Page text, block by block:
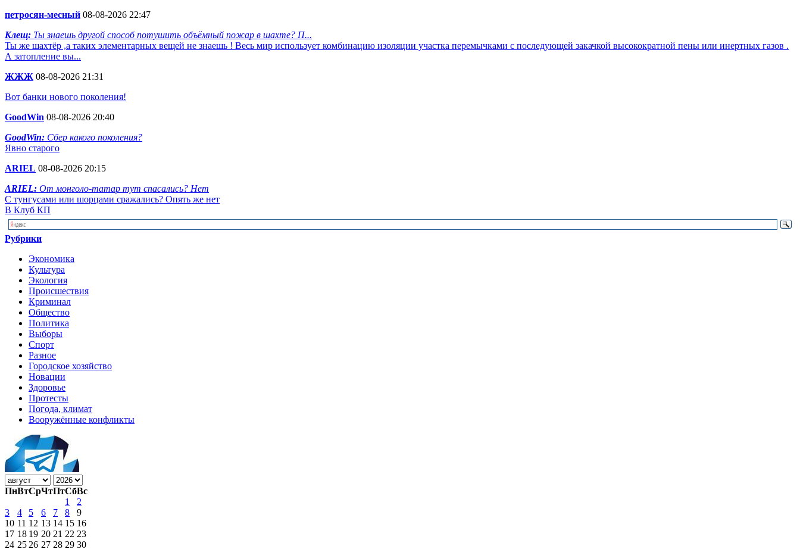
петросян-месный 08-08-2026 22:47
Клещ: Ты знаешь другой способ потушить объёмный пожар в шахте? П...
Ты же шахтёр ,а таких элементарных вещей не знаешь ! Весь мир использует комбинацию изоляции участка перемычками с последующей закачкой высокократной пены или инертных газов .
А затопление вы...
ЖЖЖ 08-08-2026 21:31
Вот банки нового поколения!
GoodWin 08-08-2026 20:40
GoodWin: Сбер какого поколения?
Явно старого
ARIEL 08-08-2026 20:15
ARIEL: От монголо-татар тут спасались? Нет
С тунгусами или шорцами сражались? Опять же нет
В Клуб КП
Рубрики
Экономика
Культура
Экология
Происшествия
Криминал
Общество
Политика
Выборы
Спорт
Разное
Городское хозяйство
Новации
Здоровье
Протесты
Погода, климат
Вооружённые конфликты
ПнВтСрЧтПтСбВс
1
2
3
4 5 6 7 8
9
10 11 12 13 14 15 16
17 18 19 20 21 22 23
24 25 26 27 28 29 30